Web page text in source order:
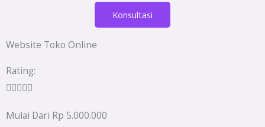
Konsultasi
Website Toko Online
Rating:

Rated
of
Mulai Dari Rp 5.000.000